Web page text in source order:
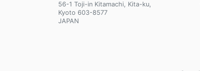
56-1 Toji-in Kitamachi, Kita-ku,
Kyoto 603-8577
JAPAN